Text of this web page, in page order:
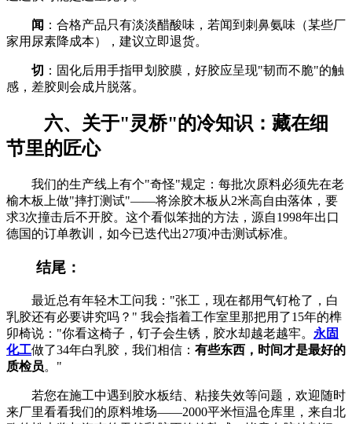
闻 ：合格产品只有淡淡醋酸味，若闻到刺鼻氨味（某些厂
家用尿素降成本），建议立即退货。
切 ：固化后用手指甲划胶膜，好胶应呈现"韧而不脆"的触
感，差胶则会成片脱落。
六、关于"灵桥"的冷知识：藏在细
节里的匠心
我们的生产线上有个"奇怪"规定：每批次原料必须先在老
榆木板上做"摔打测试"——将涂胶木板从2米高自由落体，要
求3次撞击后不开胶。这个看似笨拙的方法，源自1998年出口
德国的订单教训，如今已迭代出27项冲击测试标准。
结尾：
最近总有年轻木工问我："张工，现在都用气钉枪了，白
乳胶还有必要讲究吗？" 我会指着工作室里那把用了15年的榫
卯椅说："你看这椅子，钉子会生锈，胶水却越老越牢。 永固
化工做了34年白乳胶，我们相信： 有些东西，时间才是最好的
质检员。"
若您在施工中遇到胶水板结、粘接失效等问题，欢迎随时
来厂里看看我们的原料堆场——2000平米恒温仓库里，来自北